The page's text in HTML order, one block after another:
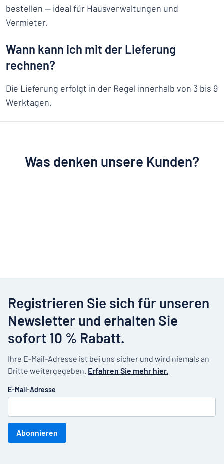
bestellen — ideal für Hausverwaltungen und
Vermieter.
Wann kann ich mit der Lieferung
rechnen?
Die Lieferung erfolgt in der Regel innerhalb von 3 bis 9
Werktagen.
Was denken unsere Kunden?
Registrieren Sie sich für unseren
Newsletter und erhalten Sie
sofort 10 % Rabatt.
Ihre E-Mail-Adresse ist bei uns sicher und wird niemals an
Dritte weitergegeben. Erfahren Sie mehr hier.
E-Mail-Adresse
Abonnieren